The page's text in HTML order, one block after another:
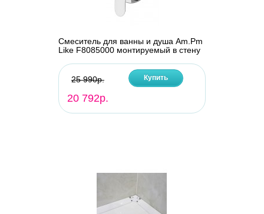
Смеситель для ванны и душа Am.Pm
Like F8085000 монтируемый в стену
25 990р.
20 792р.
Купить